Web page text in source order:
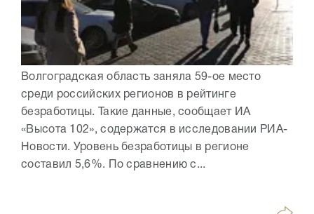
Волгоградская область заняла 59-ое место
среди российских регионов в рейтинге
безработицы. Такие данные, сообщает ИА
«Высота 102», содержатся в исследовании РИА-
Новости. Уровень безработицы в регионе
составил 5,6%. По сравнению с...